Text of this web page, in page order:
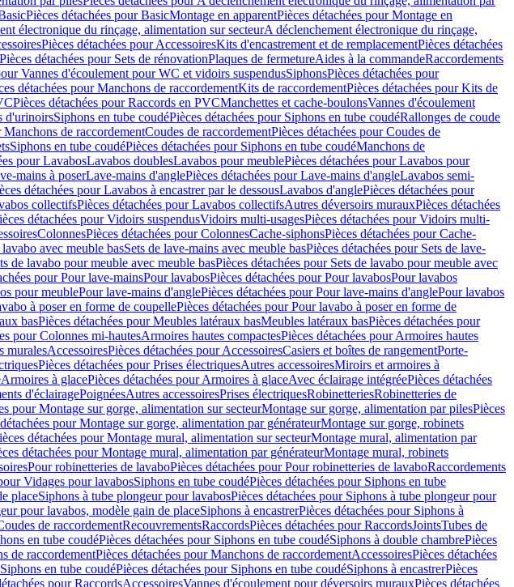
Pièces détachées pour BasicMontage en apparentPièces détachées pour Montage en
électronique du rinçage, alimentation sur secteurA déclenchement électronique du rinçage,
Pièces détachées pour AccessoiresKits d'encastrement et de remplacementPièces détachées
Pièces détachées pour Sets de rénovationPlaques de fermetureAides à la commandeRaccordements
Vannes d'écoulement pour WC et vidoirs suspendusSiphonsPièces détachées pour
détachées pour Manchons de raccordementKits de raccordementPièces détachées pour Kits de
Pièces détachées pour Raccords en PVCManchettes et cache-boulonsVannes d'écoulement
d'urinoirsSiphons en tube coudéPièces détachées pour Siphons en tube coudéRallonges de coude
Manchons de raccordementCoudes de raccordementPièces détachées pour Coudes de
Siphons en tube coudéPièces détachées pour Siphons en tube coudéManchons de
pour LavabosLavabos doublesLavabos pour meublePièces détachées pour Lavabos pour
mains à poserLave-mains d'anglePièces détachées pour Lave-mains d'angleLavabos semi-
détachées pour Lavabos à encastrer par le dessousLavabos d'anglePièces détachées pour
collectifsPièces détachées pour Lavabos collectifsAutres déversoirs murauxPièces détachées
détachées pour Vidoirs suspendusVidoirs multi-usagesPièces détachées pour Vidoirs multi-
ColonnesPièces détachées pour ColonnesCache-siphonsPièces détachées pour Cache-
lavabo avec meuble basSets de lave-mains avec meuble basPièces détachées pour Sets de lave-
de lavabo pour meuble avec meuble basPièces détachées pour Sets de lavabo pour meuble avec
pour Pour lave-mainsPour lavabosPièces détachées pour Pour lavabosPour lavabos
pour meublePour lave-mains d'anglePièces détachées pour Pour lave-mains d'anglePour lavabos
à poser en forme de coupellePièces détachées pour Pour lavabo à poser en forme de
basPièces détachées pour Meubles latéraux basMeubles latéraux basPièces détachées pour
pour Colonnes mi-hautesArmoires hautes compactesPièces détachées pour Armoires hautes
muralesAccessoiresPièces détachées pour AccessoiresCasiers et boîtes de rangementPorte-
Pièces détachées pour Prises électriquesAutres accessoiresMiroirs et armoires à
Armoires à glacePièces détachées pour Armoires à glaceAvec éclairage intégréePièces détachées
d'éclairagePoignéesAutres accessoiresPrises électriquesRobinetteriesRobinetteries de
pour Montage sur gorge, alimentation sur secteurMontage sur gorge, alimentation par pilesPièces
pour Montage sur gorge, alimentation par générateurMontage sur gorge, robinets
détachées pour Montage mural, alimentation sur secteurMontage mural, alimentation par
détachées pour Montage mural, alimentation par générateurMontage mural, robinets
Pour robinetteries de lavaboPièces détachées pour Pour robinetteries de lavaboRaccordements
Vidages pour lavabosSiphons en tube coudéPièces détachées pour Siphons en tube
placeSiphons à tube plongeur pour lavabosPièces détachées pour Siphons à tube plongeur pour
pour lavabos, modèle gain de placeSiphons à encastrerPièces détachées pour Siphons à
de raccordementRecouvrementsRaccordsPièces détachées pour RaccordsJointsTubes de
en tube coudéPièces détachées pour Siphons en tube coudéSiphons à double chambrePièces
de raccordementPièces détachées pour Manchons de raccordementAccessoiresPièces détachées
Siphons en tube coudéPièces détachées pour Siphons en tube coudéSiphons à encastrerPièces
pour RaccordsAccessoiresVannes d'écoulement pour déversoirs murauxPièces détachées